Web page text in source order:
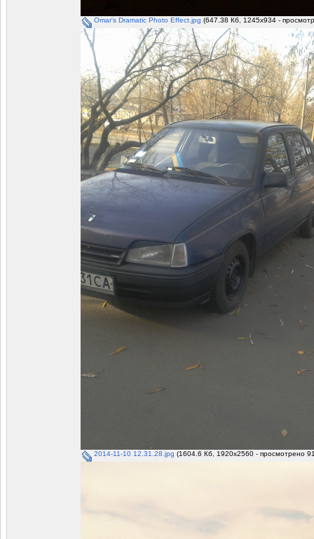
Omar's Dramatic Photo Effect.jpg (647.38 Кб, 1245x934 -
2014-11-10 12.31.28.jpg (1604.6 Кб, 1920x2560 - просмотрено